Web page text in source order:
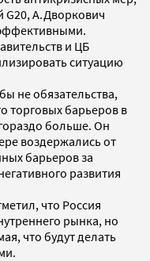
G20, А.Дворкович
и ЦБ
ситуацию
не обязательства,
торговых барьеров в
больше. Он
воздержались от
барьеров за
развития
что Россия
рынка, но
что будут делать